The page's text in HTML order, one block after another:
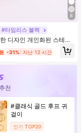
8
#타임리스 블랙
디자인 개인화된 스테인
레인 라운드 귀걸이, 여성
에 적합, 변색되지 않음
원 -31% 지난 12 시간
천
#클래식 골드 후프 귀
걸이
인기 TOP20